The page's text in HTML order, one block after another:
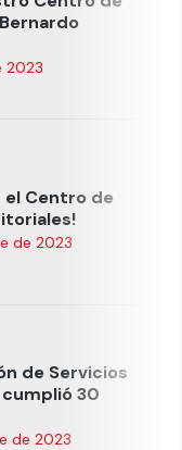
2023
el Centro de
de 2023
de Servicios
cumplió 30
de 2023